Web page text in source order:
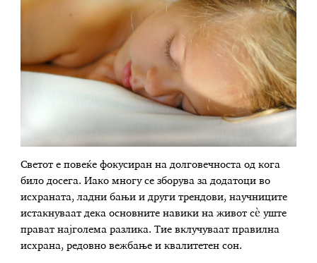
Светот е повеќе фокусиран на долговечноста од кога
било досега. Иако многу се зборува за додатоци во
исхраната, ладни бањи и други трендови, научниците
истакнуваат дека основните навики на живот сè уште
прават најголема разлика. Тие вклучуваат правилна
исхрана, редовно вежбање и квалитетен сон.